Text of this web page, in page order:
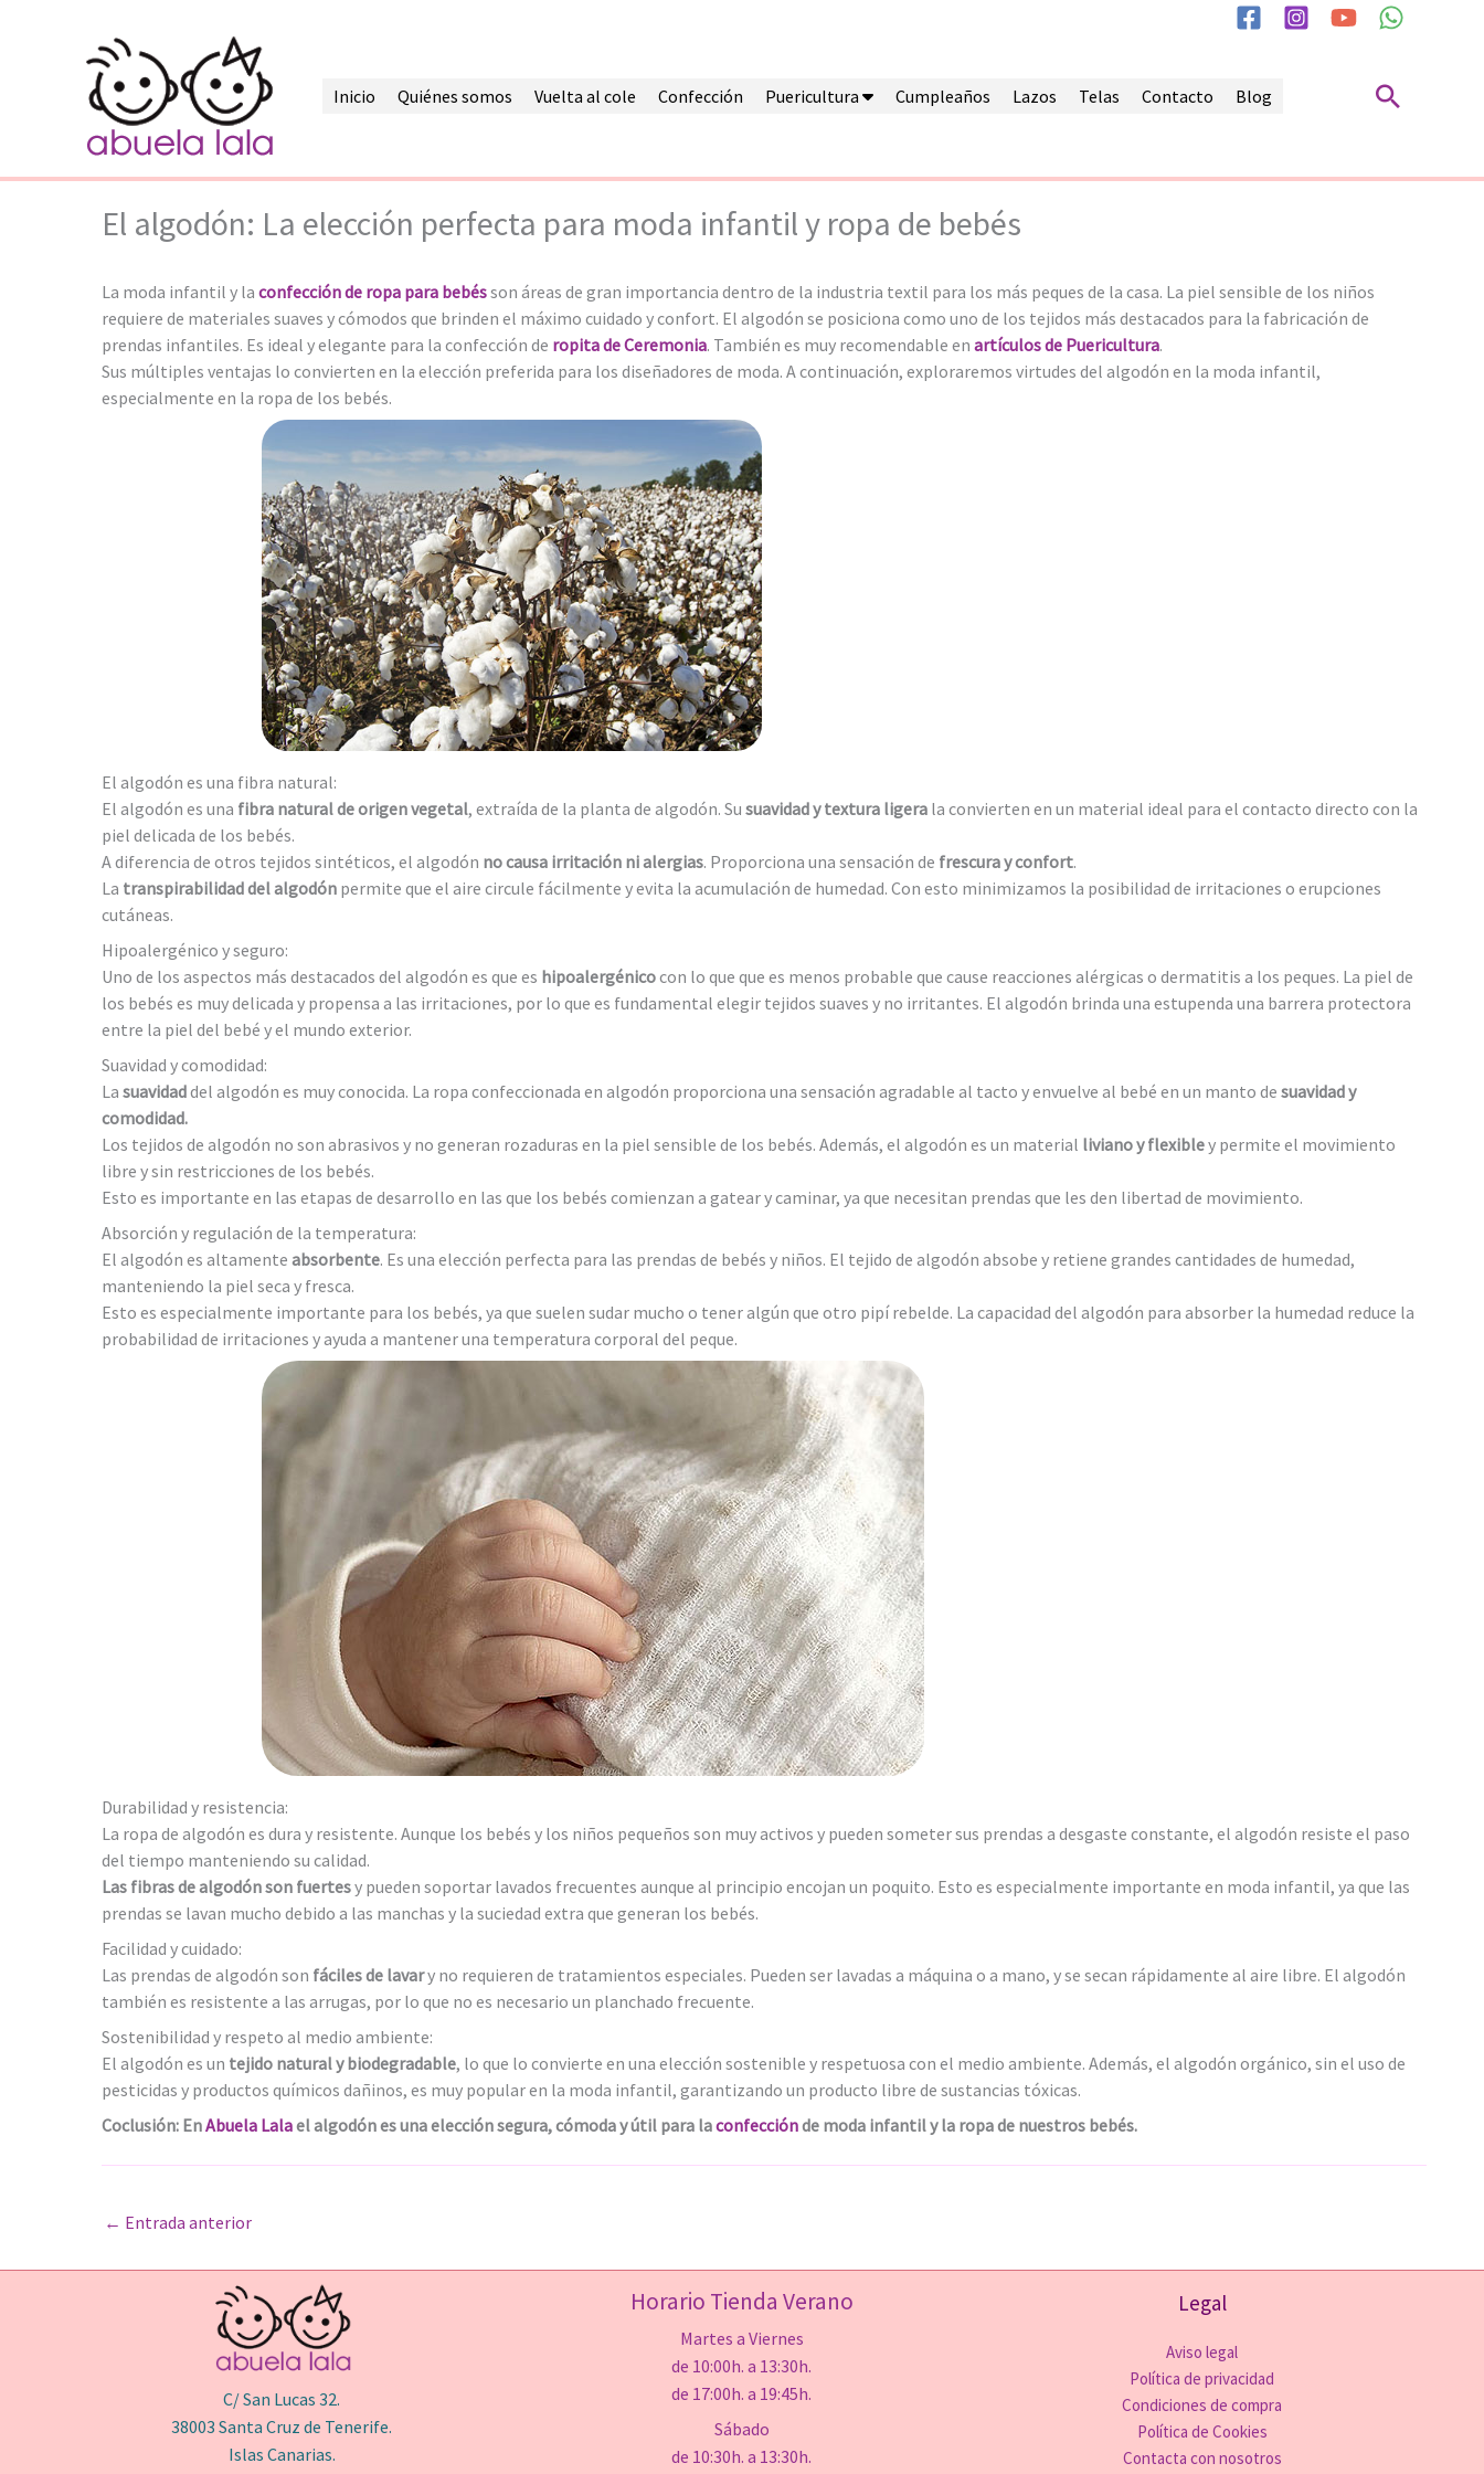
Inicio
Quiénes somos Vuelta al cole Confección Puericultura Cumpleaños Lazos Telas Contacto Blog Buscar
El algodón: La elección perfecta para moda infantil y ropa de bebés
La moda infantil y la confección de ropa para bebésson áreas de gran importancia dentro de la industria textil para los más peques de la casa. La piel sensible de los niños
requiere de materiales suaves y cómodos que brinden el máximo cuidado y confort. El algodón se posiciona como uno de los tejidos más destacados para la fabricación de
prendas infantiles. Es ideal y elegante para la confección de ropita de Ceremonia. También es muy recomendable en artículos de Puericultura.
Sus múltiples ventajas lo convierten en la elección preferida para los diseñadores de moda. A continuación, exploraremos virtudes del algodón en la moda infantil,
especialmente en la ropa de los bebés.
El algodón es una fibra natural:
El algodón es una fibra natural de origen vegetal, extraída de la planta de algodón. Su suavidad y textura ligera la convierten en un material ideal para el contacto directo con la
piel delicada de los bebés.
A diferencia de otros tejidos sintéticos, el algodón no causa irritación ni alergias. Proporciona una sensación de frescura y confort.
La transpirabilidad del algodón permite que el aire circule fácilmente y evita la acumulación de humedad. Con esto minimizamos la posibilidad de irritaciones o erupciones
cutáneas.
Hipoalergénico y seguro:
Uno de los aspectos más destacados del algodón es que es hipoalergénicocon lo que que es menos probable que cause reacciones alérgicas o dermatitis a los peques. La piel de
los bebés es muy delicada y propensa a las irritaciones, por lo que es fundamental elegir tejidos suaves y no irritantes. El algodón brinda una estupenda una barrera protectora
entre la piel del bebé y el mundo exterior.
Suavidad y comodidad:
La suavidaddel algodón es muy conocida. La ropa confeccionada en algodón proporciona una sensación agradable al tacto y envuelve al bebé en un manto de suavidad y
comodidad.
Los tejidos de algodón no son abrasivos y no generan rozaduras en la piel sensible de los bebés. Además, el algodón es un material liviano y flexibley permite el movimiento
libre y sin restricciones de los bebés.
Esto es importante en las etapas de desarrollo en las que los bebés comienzan a gatear y caminar, ya que necesitan prendas que les den libertad de movimiento.
Absorción y regulación de la temperatura:
El algodón es altamente absorbente. Es una elección perfecta para las prendas de bebés y niños. El tejido de algodón absobe y retiene grandes cantidades de humedad,
manteniendo la piel seca y fresca.
Esto es especialmente importante para los bebés, ya que suelen sudar mucho o tener algún que otro pipí rebelde. La capacidad del algodón para absorber la humedad reduce la
probabilidad de irritaciones y ayuda a mantener una temperatura corporal del peque.
Durabilidad y resistencia:
La ropa de algodón es dura y resistente. Aunque los bebés y los niños pequeños son muy activos y pueden someter sus prendas a desgaste constante, el algodón resiste el paso
del tiempo manteniendo su calidad.
Las fibras de algodón son fuertesy pueden soportar lavados frecuentes aunque al principio encojan un poquito. Esto es especialmente importante en moda infantil, ya que las
prendas se lavan mucho debido a las manchas y la suciedad extra que generan los bebés.
Facilidad y cuidado:
Las prendas de algodón son fáciles de lavary no requieren de tratamientos especiales. Pueden ser lavadas a máquina o a mano, y se secan rápidamente al aire libre. El algodón
también es resistente a las arrugas, por lo que no es necesario un planchado frecuente.
Sostenibilidad y respeto al medio ambiente:
El algodón es un tejido natural y biodegradable, lo que lo convierte en una elección sostenible y respetuosa con el medio ambiente. Además, el algodón orgánico, sin el uso de
pesticidas y productos químicos dañinos, es muy popular en la moda infantil, garantizando un producto libre de sustancias tóxicas.
Coclusión: EnAbuela Lalael algodón es una elección segura, cómoda y útil para laconfecciónde moda infantil y la ropa de nuestros bebés.
← Entrada anterior
C/ San Lucas 32.
38003 Santa Cruz de Tenerife.
Islas Canarias.
Horario Tienda Verano
Martes a Viernes
de 10:00h. a 13:30h.
de 17:00h. a 19:45h.
Sábado
de 10:30h. a 13:30h.
Legal
Aviso legal
Política de privacidad
Condiciones de compra
Política de Cookies
Contacta con nosotros